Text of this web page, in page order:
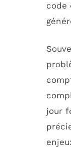
code
jour